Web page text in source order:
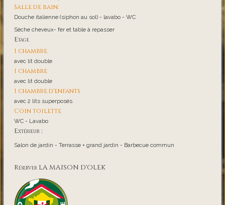
Salle de bain:
Douche italienne (siphon au sol) - lavabo - WC
Sèche cheveux- fer et table à repasser
Etage
1 chambre
avec lit double
1 chambre
avec lit double
1 chambre d'enfants
avec 2 lits superposés.
Coin toilette
WC - Lavabo
Extérieur :
Salon de jardin - Terrasse + grand jardin - Barbecue commun
Réserver LA MAISON D'OLEK